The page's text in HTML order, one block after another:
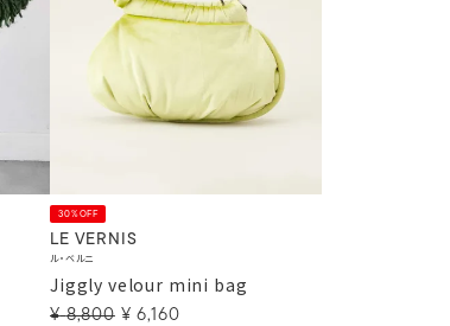
30%OFF
LE VERNIS
ル・ベルニ
Jiggly velour mini bag
¥ 8,800 ¥ 6,160